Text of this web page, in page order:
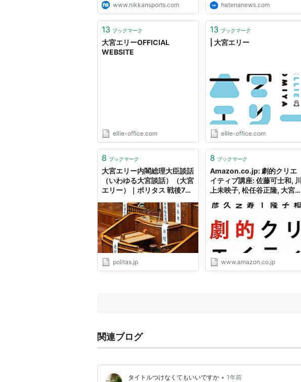
www.nikkansports.com hatenanews.com
13 ブックマーク
大宮エリーOFFICIAL
WEBSITE
ellie-office.com
13 ブックマーク
| 大宮エリー
ellie-office.com
8 ブックマーク
大宮エリー内閣総理大臣談話
（いわゆる大宮談話）（大宮
エリー）｜ポリタス 戦後70
からの日本へ
politas.jp
8 ブックマーク
Amazon.co.jp: 劇的クリエ
イティブ講座: 佐藤可士和, 川
上未映子, 松任谷正隆, 大宮エ
石川光久, 堤幸彦: 本
www.amazon.co.jp
関連ブログ
タイトルつけなくてもいいですか • 1年前